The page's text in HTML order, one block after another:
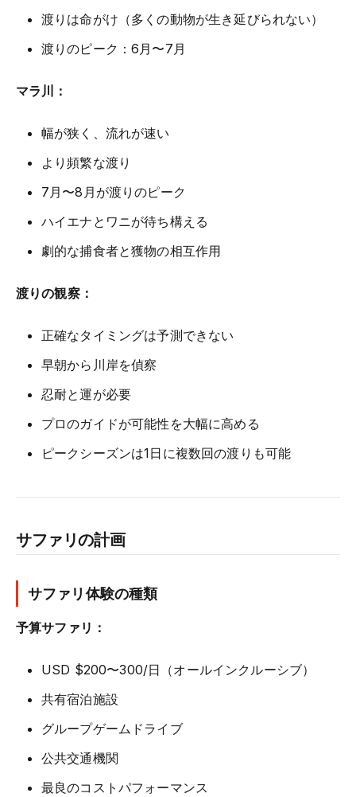
渡りは命がけ（多くの動物が生き延びられない）
渡りのピーク：6月〜7月
マラ川：
幅が狭く、流れが速い
より頻繁な渡り
7月〜8月が渡りのピーク
ハイエナとワニが待ち構える
劇的な捕食者と獲物の相互作用
渡りの観察：
正確なタイミングは予測できない
早朝から川岸を偵察
忍耐と運が必要
プロのガイドが可能性を大幅に高める
ピークシーズンは1日に複数回の渡りも可能
サファリの計画
サファリ体験の種類
予算サファリ：
USD $200〜300/日（オールインクルーシブ）
共有宿泊施設
グループゲームドライブ
公共交通機関
最良のコストパフォーマンス